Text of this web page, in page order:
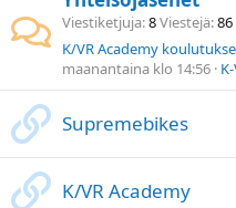
Viestiketjuja 8Viestejä 86
K/VR Academy
maanantaina klo 14:56
Supremebikes
K/VR Academy